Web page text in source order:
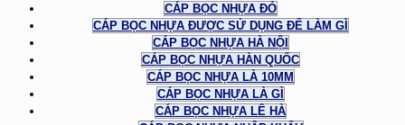
CÁP BỌC NHỰA ĐỎ
CÁP BỌC NHỰA ĐƯỢC SỬ DỤNG ĐỂ LÀM GÌ
CÁP BỌC NHỰA HÀ NỘI
CÁP BỌC NHỰA HÀN QUỐC
CÁP BỌC NHỰA LÀ 10MM
CÁP BỌC NHỰA LÀ GÌ
CÁP BỌC NHỰA LÊ HÀ